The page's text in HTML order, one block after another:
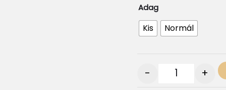
Adag
Kis Normál
- +